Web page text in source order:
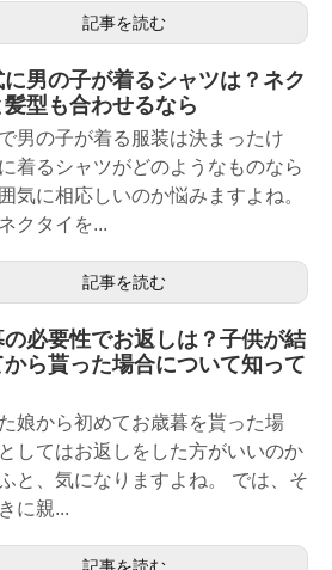
記事を読む
男の子が着るシャツは？ネク
髪型も合わせるなら
男の子が着る服装は決まったけ
着るシャツがどのようなものなら
気に相応しいのか悩みますよね。
クタイを...
記事を読む
の必要性でお返しは？子供が結
ら貰った場合について知って
娘から初めてお歳暮を貰った場
してはお返しをした方がいいのか
と、気になりますよね。 では、そ
に親...